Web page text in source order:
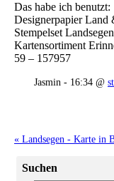
Das habe ich benutzt:
Designerpapier
Stempelset
Kartensortiment
59 – 157957
Jasmin - 16:34 @
« Landsegen - Karte in
Suchen